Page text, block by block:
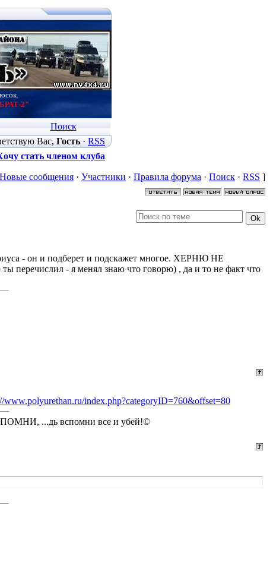
2"
Поиск
Вас, Гость· RSS
стать членом клуба
Новые сообщения · Участники · Правила форума · Поиск · RSS ]
- он и подберет и подскажет многое. ХЕРНЮ НЕ
перечислил - я менял знаю что говорю) , да и то не факт что
www.polyurethan.ru/index.php?categoryID=760&offset=80
...дь вспомни все и убей!©